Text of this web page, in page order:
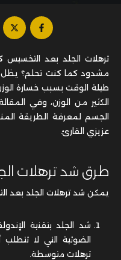
ترهلات الجلد بعد
مشدود كما كنت تحلم؟
طيلة الوقت بسبب خسارة
الكثير من الوزن، وفي
الجسم لمعرفة الطريقة
عزيزي القارئ.
طرق شد ترهلات
يمكن شد ترهلات الجلد بعد
شد الجلد بتقنية
الضوئية التي لا
ترهلات متوسطة.